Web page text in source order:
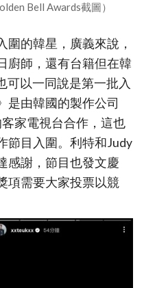
Bell Awards截圖）
圍的韓星，廣義來說，
廚師，還有台籍但在韓
可以一同說是第一批入
是由韓國的製作公司
家電視台合作，這也
節目入圍。利特和Judy
感謝，節目也發文慶
項需要大家投票以競